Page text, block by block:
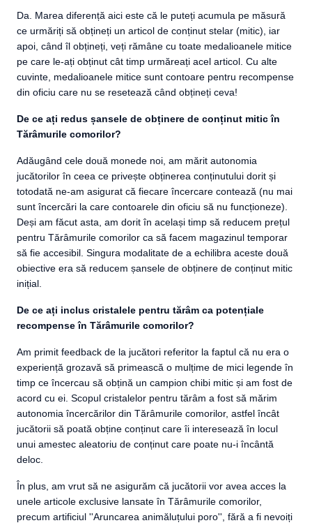
Da. Marea diferență aici este că le puteți acumula pe măsură
ce urmăriți să obțineți un articol de conținut stelar (mitic), iar
apoi, când îl obțineți, veți rămâne cu toate medalioanele mitice
pe care le-ați obținut cât timp urmăreați acel articol. Cu alte
cuvinte, medalioanele mitice sunt contoare pentru recompense
din oficiu care nu se resetează când obțineți ceva!
De ce ați redus șansele de obținere de conținut mitic în
Tărâmurile comorilor?
Adăugând cele două monede noi, am mărit autonomia
jucătorilor în ceea ce privește obținerea conținutului dorit și
totodată ne-am asigurat că fiecare încercare contează (nu mai
sunt încercări la care contoarele din oficiu să nu funcționeze).
Deși am făcut asta, am dorit în același timp să reducem prețul
pentru Tărâmurile comorilor ca să facem magazinul temporar
să fie accesibil. Singura modalitate de a echilibra aceste două
obiective era să reducem șansele de obținere de conținut mitic
inițial.
De ce ați inclus cristalele pentru tărâm ca potențiale
recompense în Tărâmurile comorilor?
Am primit feedback de la jucători referitor la faptul că nu era o
experiență grozavă să primească o mulțime de mici legende în
timp ce încercau să obțină un campion chibi mitic și am fost de
acord cu ei. Scopul cristalelor pentru tărâm a fost să mărim
autonomia încercărilor din Tărâmurile comorilor, astfel încât
jucătorii să poată obține conținut care îi interesează în locul
unui amestec aleatoriu de conținut care poate nu-i încântă
deloc.
În plus, am vrut să ne asigurăm că jucătorii vor avea acces la
unele articole exclusive lansate în Tărâmurile comorilor,
precum artificiul ''Aruncarea animăluțului poro'', fără a fi nevoiți